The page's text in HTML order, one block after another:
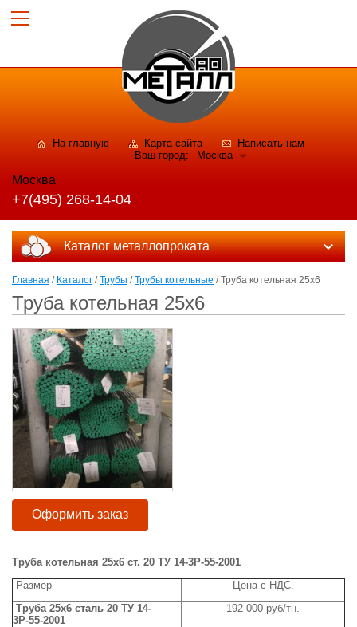
На главную Карта сайта
Написать нам
Ваш город:
Москва
Москва
+7(495) 268-14-04
Каталог металлопроката
Главная / Каталог /Трубы /Трубы котельные / Труба котельная 25х6
Труба котельная 25х6
Оформить заказ
Труба котельная 25х6 ст. 20 ТУ 14-3Р-55-2001
Размер
Цена с НДС.
Труба 25х6 сталь 20 ТУ 14-
3Р-55-2001
192 000 руб/тн.